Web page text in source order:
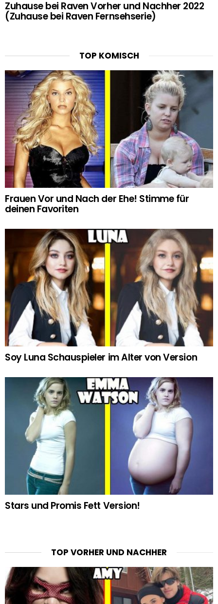
Zuhause bei Raven Vorher und Nachher 2022
(Zuhause bei Raven Fernsehserie)
TOP KOMISCH
Frauen Vor und Nach der Ehe! Stimme für
deinen Favoriten
Soy Luna Schauspieler im Alter von Version
Stars und Promis Fett Version!
TOP VORHER UND NACHHER